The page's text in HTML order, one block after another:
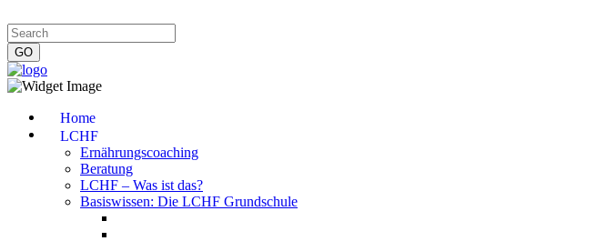
Home
LCHF
Ernährungscoaching
Beratung
LCHF – Was ist das?
Basiswissen: Die LCHF Grundschule